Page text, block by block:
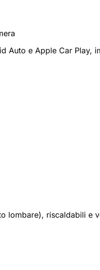
Auto e Apple Car Play,
lombare), riscaldabili e